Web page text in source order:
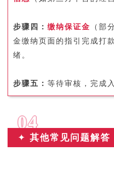
步骤四： 缴纳保证金 （部
金缴纳页面的指引完成打
绪。
步骤五： 等待审核，完成
04
✦ 其他常见问题解答